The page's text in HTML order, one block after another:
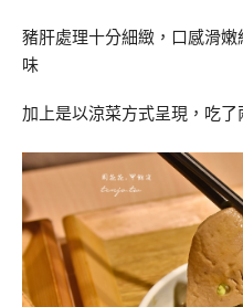
豬肝處理十分細緻，口感滑
味
加上是以涼菜方式呈現，吃